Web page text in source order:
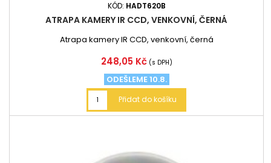
KÓD: HADT620B
ATRAPA KAMERY IR CCD, VENKOVNÍ, ČERNÁ
Atrapa kamery IR CCD, venkovní, černá
Cena
248,05 Kč (s DPH)
ODEŠLEME 10.8.
Přidat do košíku